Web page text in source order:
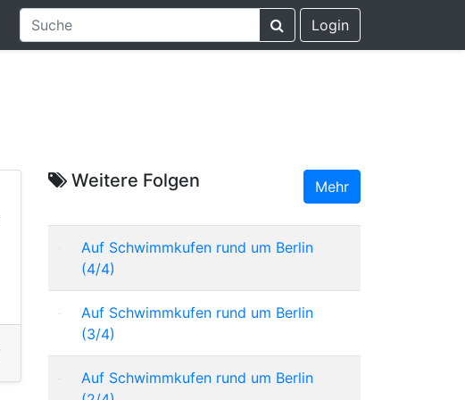
Login
Weitere Folgen Mehr
Auf Schwimmkufen rund um Berlin
(4/4)
Auf Schwimmkufen rund um Berlin
(3/4)
Auf Schwimmkufen rund um Berlin